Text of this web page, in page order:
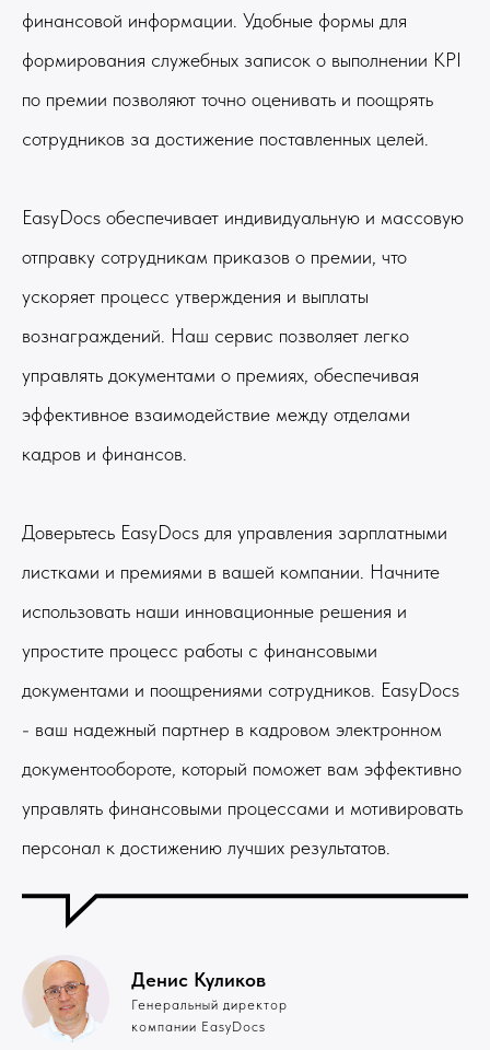
финансовой информации. Удобные формы для
формирования служебных записок о выполнении KPI
по премии позволяют точно оценивать и поощрять
сотрудников за достижение поставленных целей.
EasyDocs обеспечивает индивидуальную и массовую
отправку сотрудникам приказов о премии, что
ускоряет процесс утверждения и выплаты
вознаграждений. Наш сервис позволяет легко
управлять документами о премиях, обеспечивая
эффективное взаимодействие между отделами
кадров и финансов.
Доверьтесь EasyDocs для управления зарплатными
листками и премиями в вашей компании. Начните
использовать наши инновационные решения и
упростите процесс работы с финансовыми
документами и поощрениями сотрудников. EasyDocs
- ваш надежный партнер в кадровом электронном
документообороте, который поможет вам эффективно
управлять финансовыми процессами и мотивировать
персонал к достижению лучших результатов.
Денис Куликов
Генеральный директор
компании EasyDocs